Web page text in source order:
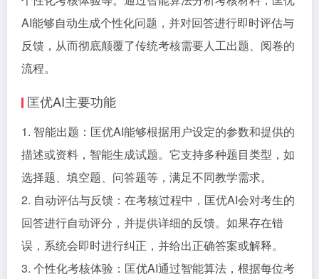
AI能够自动生成个性化问题，并对回答进行即时评估与
反馈，从而彻底颠覆了传统考核需要人工出题、阅卷的
流程。
匡优AI主要功能
1. 智能出题：匡优AI能够根据用户设定的参数和提供的
描述或资料，智能生成试题。它支持多种题目类型，如
选择题、填空题、问答题等，满足不同教学需求。
2. 自动评估与反馈：在考核过程中，匡优AI会对考生的
回答进行自动评分，并提供详细的反馈。如果存在错
误，系统会即时进行纠正，并给出正确答案或解释。
3. 个性化考核体验：匡优AI通过智能算法，根据每位考